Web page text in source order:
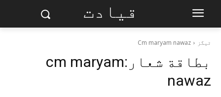
قیادت
ٹیگز Cm maryam nawaz
بطاقة شعار:cm maryam
nawaz